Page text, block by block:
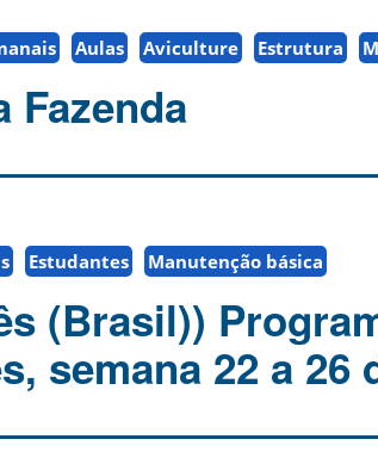
Aulas Aviculture Estrutura
Fazenda
Estudantes Manutenção básica
(Brasil))
semana 22 a 26